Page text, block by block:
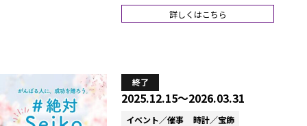
詳しくはこちら
終了
2025.12.15～2026.03.31
イベント／催事 時計／宝飾